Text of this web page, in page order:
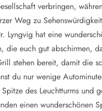
und Rabatte
verbringen,
Weg zu
Lyngvig hat eine
die euch gut abschirmen,
stehen bereit, damit die
du nur wenige
des Leuchtturms und
einen wunderschönen